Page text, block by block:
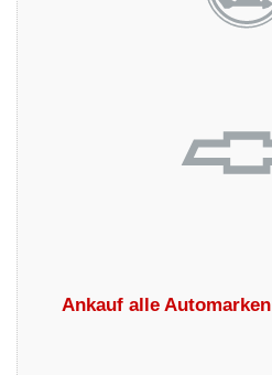
Ankauf alle Automarken